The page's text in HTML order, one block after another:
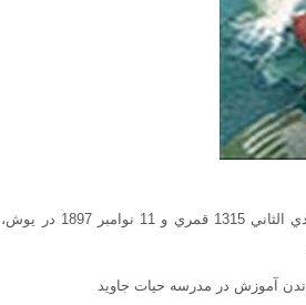
1276 : تولد در 21 آبان ماه برابر با 15 جمادي الثاني 1315 قمري و 11 نوامبر 1897 در يوش،